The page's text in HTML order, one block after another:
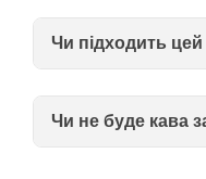
Чи підходить
Чи не буде кава